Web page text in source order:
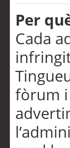
Per
Cada
fòrum i